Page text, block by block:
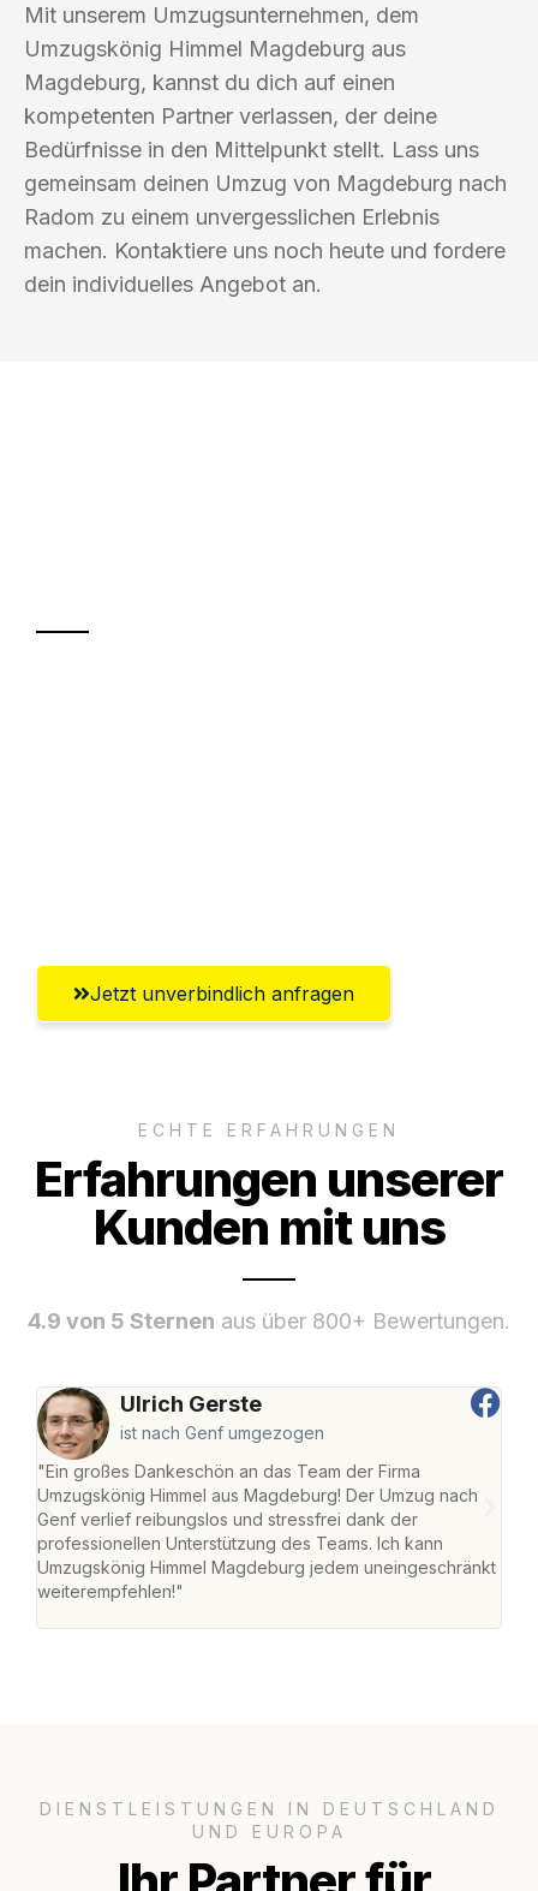
Mit unserem Umzugsunternehmen, dem
Umzugskönig Himmel Magdeburg aus
Magdeburg, kannst du dich auf einen
kompetenten Partner verlassen, der deine
Bedürfnisse in den Mittelpunkt stellt. Lass uns
gemeinsam deinen Umzug von Magdeburg nach
Radom zu einem unvergesslichen Erlebnis
machen. Kontaktiere uns noch heute und fordere
dein individuelles Angebot an.
Jetzt unverbindlich anfragen
ECHTE ERFAHRUNGEN
Erfahrungen unserer
Kunden mit uns
4.9 von 5 Sternen aus über 800+ Bewertungen.
Ulrich Gerste
ist nach Genf umgezogen
"Ein großes Dankeschön an das Team der Firma
Umzugskönig Himmel aus Magdeburg! Der Umzug nach
Genf verlief reibungslos und stressfrei dank der
professionellen Unterstützung des Teams. Ich kann
Umzugskönig Himmel Magdeburg jedem uneingeschränkt
weiterempfehlen!"
DIENSTLEISTUNGEN IN DEUTSCHLAND
UND EUROPA